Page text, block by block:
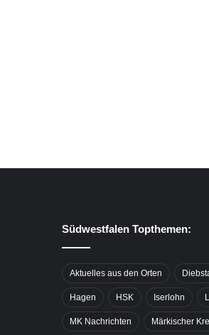
Südwestfalen Topthemen:
Aktuelles aus den Orten
Hagen HSK Iserlohn
MK Nachrichten Märkischer